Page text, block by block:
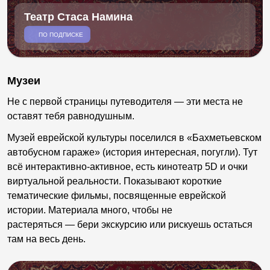
Театр Стаса Намина
ПО ПОДПИСКЕ
Музеи
Не с первой страницы путеводителя — эти места не
оставят тебя равнодушным.
Музей еврейской культуры поселился в «Бахметьевском
автобусном гараже» (история интересная, погугли). Тут
всё интерактивно-активное, есть кинотеатр 5D и очки
виртуальной реальности. Показывают короткие
тематические фильмы, посвященные еврейской
истории. Материала много, чтобы не
растеряться — бери экскурсию или рискуешь остаться
там на весь день.